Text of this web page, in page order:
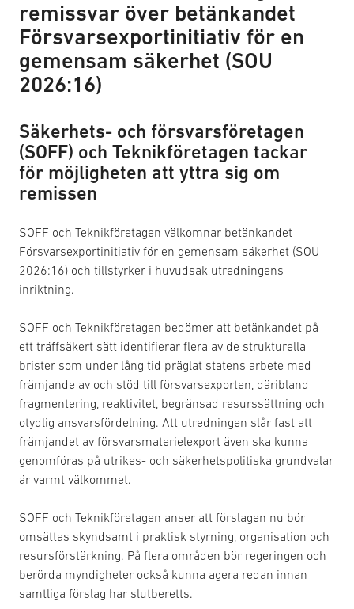
remissvar över betänkandet
Försvarsexportinitiativ för en
gemensam säkerhet (SOU
2026:16)
Säkerhets- och försvarsföretagen
(SOFF) och Teknikföretagen tackar
för möjligheten att yttra sig om
remissen
SOFF och Teknikföretagen välkomnar betänkandet
Försvarsexportinitiativ för en gemensam säkerhet (SOU
2026:16) och tillstyrker i huvudsak utredningens
inriktning.
SOFF och Teknikföretagen bedömer att betänkandet på
ett träffsäkert sätt identifierar flera av de strukturella
brister som under lång tid präglat statens arbete med
främjande av och stöd till försvarsexporten, däribland
fragmentering, reaktivitet, begränsad resurssättning och
otydlig ansvarsfördelning. Att utredningen slår fast att
främjandet av försvarsmaterielexport även ska kunna
genomföras på utrikes- och säkerhetspolitiska grundvalar
är varmt välkommet.
SOFF och Teknikföretagen anser att förslagen nu bör
omsättas skyndsamt i praktisk styrning, organisation och
resursförstärkning. På flera områden bör regeringen och
berörda myndigheter också kunna agera redan innan
samtliga förslag har slutberetts.